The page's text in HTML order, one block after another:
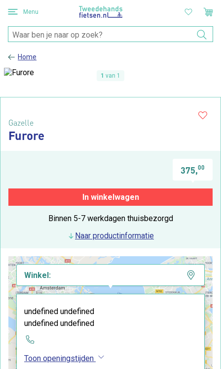
Menu
Home
1 van 1
Gazelle
Furore
375,00
In winkelwagen
Binnen 5-7 werkdagen thuisbezorgd
Naar productinformatie
Winkel:
undefined undefined
undefined undefined
Toon openingstijden